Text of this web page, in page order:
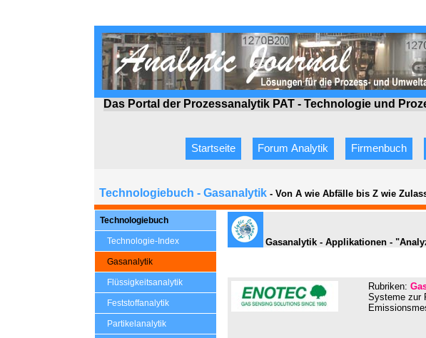
Das Portal der Prozessanalytik PAT - Technologie und
Startseite Forum Analytik Firmenbuch
Technologiebuch - Gasanalytik - Von A wie Abfälle bis Z wie
Technologiebuch
Technologie-Index
Gasanalytik
Flüssigkeitsanalytik
Feststoffanalytik
Partikelanalytik
Gasanalytik - Applikationen -
Rubriken:
Systeme zur